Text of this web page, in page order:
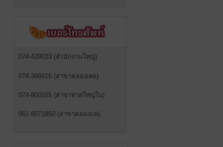
074-429033 (สำนักงานใหญ่)
074-398416 (สาขาคลองเตย)
074-800165 (สาขาหาดใหญ่ใน)
061-8071850 (สาขาคลองแห)